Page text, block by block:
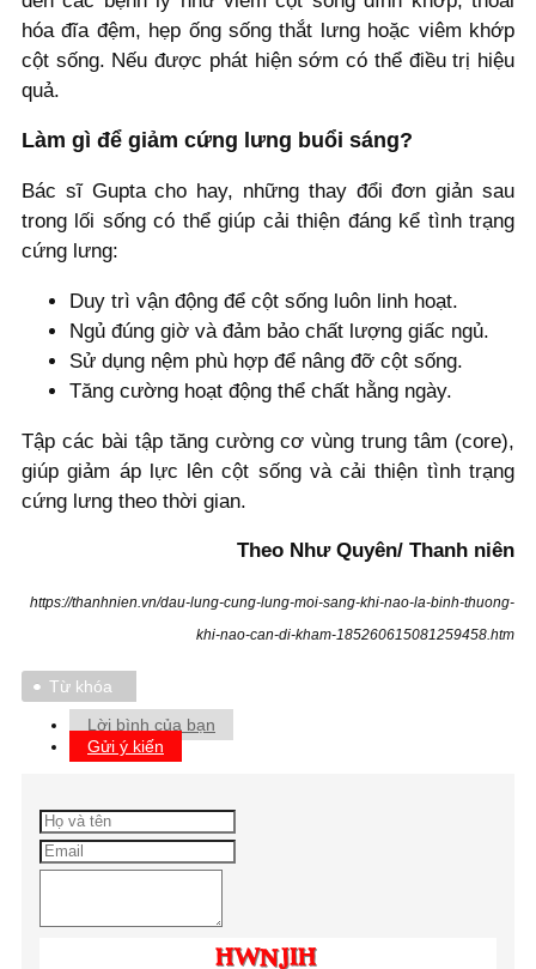
hóa đĩa đệm, hẹp ống sống thắt lưng hoặc viêm khớp
cột sống. Nếu được phát hiện sớm có thể điều trị hiệu
quả.
Làm gì để giảm cứng lưng buổi sáng?
Bác sĩ Gupta cho hay, những thay đổi đơn giản sau
trong lối sống có thể giúp cải thiện đáng kể tình trạng
cứng lưng:
Duy trì vận động để cột sống luôn linh hoạt.
Ngủ đúng giờ và đảm bảo chất lượng giấc ngủ.
Sử dụng nệm phù hợp để nâng đỡ cột sống.
Tăng cường hoạt động thể chất hằng ngày.
Tập các bài tập tăng cường cơ vùng trung tâm (core),
giúp giảm áp lực lên cột sống và cải thiện tình trạng
cứng lưng theo thời gian.
Theo Như Quyên/ Thanh niên
https://thanhnien.vn/dau-lung-cung-lung-moi-sang-khi-nao-la-binh-thuong-
khi-nao-can-di-kham-185260615081259458.htm
Từ khóa
Lời bình của bạn
Gửi ý kiến